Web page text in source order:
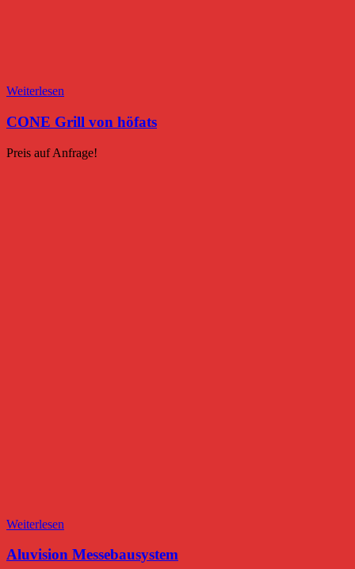
Weiterlesen
CONE Grill von höfats
Preis auf Anfrage!
Weiterlesen
Aluvision Messebausystem